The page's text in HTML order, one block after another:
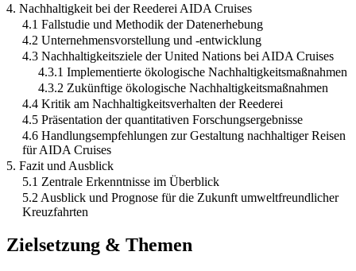
4. Nachhaltigkeit bei der Reederei AIDA Cruises
4.1 Fallstudie und Methodik der Datenerhebung
4.2 Unternehmensvorstellung und -entwicklung
4.3 Nachhaltigkeitsziele der United Nations bei AIDA Cruises
4.3.1 Implementierte ökologische Nachhaltigkeitsmaßnahmen
4.3.2 Zukünftige ökologische Nachhaltigkeitsmaßnahmen
4.4 Kritik am Nachhaltigkeitsverhalten der Reederei
4.5 Präsentation der quantitativen Forschungsergebnisse
4.6 Handlungsempfehlungen zur Gestaltung nachhaltiger Reisen
für AIDA Cruises
5. Fazit und Ausblick
5.1 Zentrale Erkenntnisse im Überblick
5.2 Ausblick und Prognose für die Zukunft umweltfreundlicher
Kreuzfahrten
Zielsetzung & Themen